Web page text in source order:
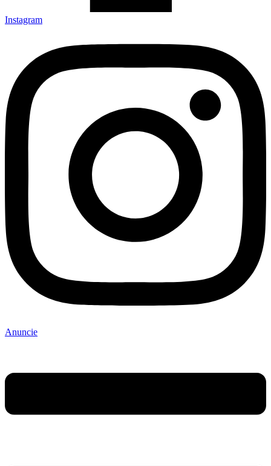
Instagram
Anuncie